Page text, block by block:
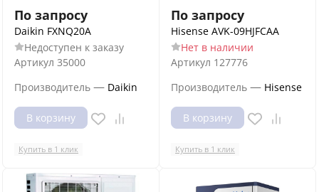
По запросу
Daikin FXNQ20A
Недоступен к заказу
Артикул 35000
Производитель — Daikin
В корзину
Купить в 1 клик
По запросу
Hisense AVK-09HJFCAA
Нет в наличии
Артикул 127776
Производитель — Hisense
В корзину
Купить в 1 клик